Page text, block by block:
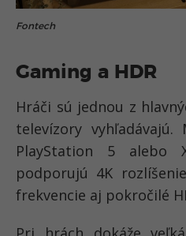
Fontech
Gaming a HDR
Hráči sú jednou z
televízory vyhľadávajú.
PlayStation 5 alebo
podporujú 4K
frekvencie aj pokročilé